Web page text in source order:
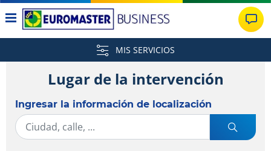
MIS SERVICIOS
Lugar de la intervención
Ingresar la información de localización